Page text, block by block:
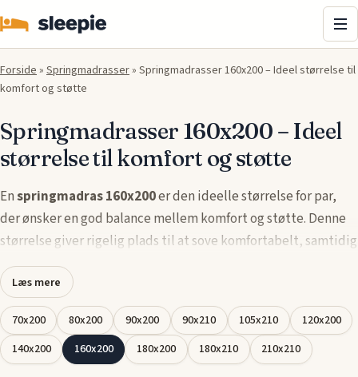
Forside» Springmadrasser» Springmadrasser 160x200 – Ideel størrelse til
komfort og støtte
Springmadrasser 160x200 – Ideel
størrelse til komfort og støtte
Enspringmadras 160x200er den ideelle størrelse for par,
der ønsker en god balance mellem komfort og støtte. Denne
størrelse giver rigelig plads til at sove komfortabelt, samtidig
med atmadrassen
Fjedersystemet tilpasser sig din krop og giver dig
trykaflastning, så du kan nyde en afslappende og uforstyrret
nattesøvn.
Vores udvalg afspringmadrasser i 160x200 er designet til at
Læs mere
70x200 80x200 90x200 90x210 105x210
120x200
140x200
160x200 180x200 180x210 210x210